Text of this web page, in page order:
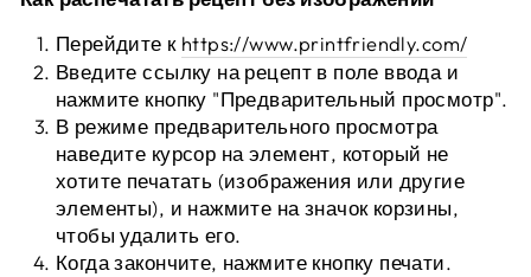
Перейдите к https://www.printfriendly.com/
Введите ссылку на рецепт в поле ввода и
нажмите кнопку "Предварительный просмотр".
В режиме предварительного просмотра
наведите курсор на элемент, который не
хотите печатать (изображения или другие
элементы), и нажмите на значок корзины,
чтобы удалить его.
Когда закончите, нажмите кнопку печати.